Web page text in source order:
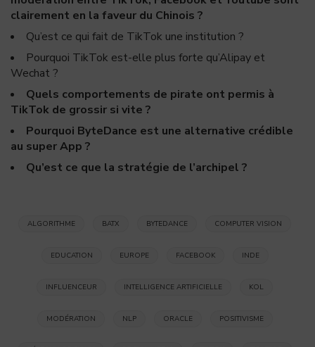
clairement en la faveur du Chinois ?
Qu’est ce qui fait de TikTok une institution ?
Pourquoi TikTok est-elle plus forte qu’Alipay et
Wechat ?
Quels comportements de pirate ont permis à
TikTok de grossir si vite ?
Pourquoi ByteDance est une alternative crédible
au super App ?
Qu’est ce que la stratégie de l’archipel ?
ALGORITHME BATX BYTEDANCE COMPUTER VISION
EDUCATION EUROPE FACEBOOK INDE
INFLUENCEUR INTELLIGENCE ARTIFICIELLE KOL
MODÉRATION NLP ORACLE POSITIVISME